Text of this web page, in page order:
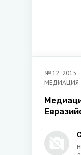
№ 12, 2015
МЕДИАЦИЯ